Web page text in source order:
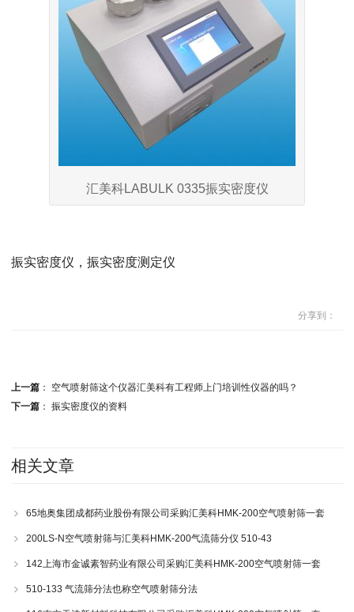
汇美科LABULK 0335振实密度仪
振实密度仪，振实密度测定仪
分享到：
上一篇：
空气喷射筛这个仪器汇美科有工程师上门培训性仪器的吗？
下一篇： 振实密度仪的资料
相关文章
65地奥集团成都药业股份有限公司采购汇美科HMK-200空气喷射筛一套
200LS-N空气喷射筛与汇美科HMK-200气流筛分仪 510-43
142上海市金诚素智药业有限公司采购汇美科HMK-200空气喷射筛一套
510-133 气流筛分法也称空气喷射筛分法